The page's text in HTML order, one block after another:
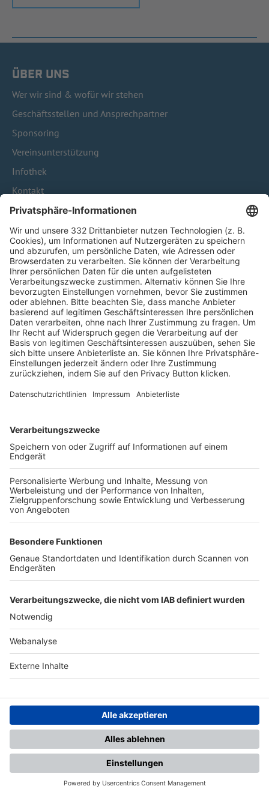
ÜBER UNS
Wer wir sind & wofür wir stehen
Geschäftsstellen und Ansprechpartner
Sponsoring
Vereinsunterstützung
Infothek
Kontakt
HÄUFIG BESUCHTE SEITEN
Pässe und Vereinswechsel
Trainerausbildung
Schulungsangebot Vereinsmitarbeiter
BFV-Geschäftsstellen
Trainerbörse
Login SpielPlus
FOLGE DEM BFV
TOP-VEREINE
TOP-PARTNER
Nutzungsbedingungen Datenschutz Impressum